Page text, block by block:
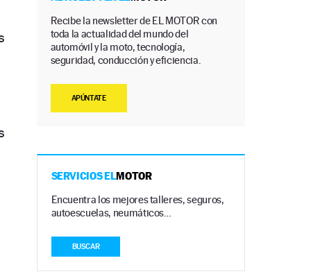
Recibe la newsletter de EL MOTOR con
toda la actualidad del mundo del
automóvil y la moto, tecnología,
seguridad, conducción y eficiencia.
APÚNTATE
SERVICIOS ELMOTOR
Encuentra los mejores talleres, seguros,
autoescuelas, neumáticos…
BUSCAR